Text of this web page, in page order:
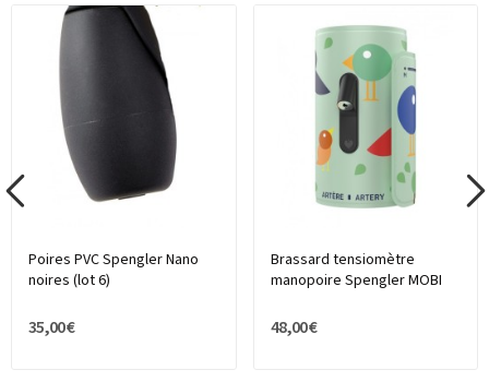
Poires PVC Spengler Nano
noires (lot 6)
35,00 €
Brassard tensiomètre
manopoire Spengler MOBI
48,00 €